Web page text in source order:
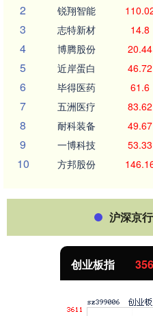
2 锐翔智能
3 志特新材 14.8
4 博腾股份 20.44
5 近岸蛋白 46.72
6 毕得医药 61.6
7 五洲医疗 83.62
8 耐科装备 49.67
9 一博科技 53.33
10 方邦股份
沪深京
创业板指